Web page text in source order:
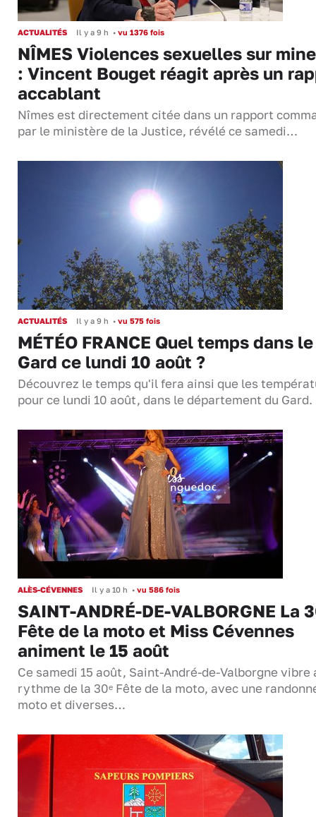
ACTUALITÉS Il y a 9 h • vu 1376 fois
NÎMES Violences sexuelles sur
: Vincent Bouget réagit après un
accablant
Nîmes est directement citée dans un rapport
par le ministère de la Justice, révélé ce samedi…
ACTUALITÉS Il y a 9 h • vu 575 fois
MÉTÉO FRANCE Quel temps dans le
Gard ce lundi 10 août ?
Découvrez le temps qu'il fera ainsi que les
pour ce lundi 10 août, dans le département du Gard.
ALÈS-CÉVENNES Il y a 10 h • vu 586 fois
SAINT-ANDRÉ-DE-VALBORGNE La
Fête de la moto et Miss Cévennes
animent le 15 août
Ce samedi 15 août, Saint-André-de-Valborgne vibre
rythme de la 30ᵉ Fête de la moto, avec une
moto et diverses…